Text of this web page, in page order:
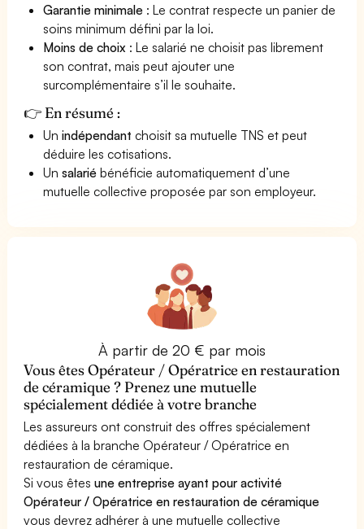
Garantie minimale : Le contrat respecte un panier de
soins minimum défini par la loi.
Moins de choix : Le salarié ne choisit pas librement
son contrat, mais peut ajouter une
surcomplémentaire s’il le souhaite.
👉 En résumé :
Unindépendant choisit sa mutuelle TNS et peut
déduire les cotisations.
Unsalarié bénéficie automatiquement d’une
mutuelle collective proposée par son employeur.
À partir de 20 € par mois
Vous êtes Opérateur / Opératrice en restauration
de céramique ? Prenez une mutuelle
spécialement dédiée à votre branche
Les assureurs ont construit des offres spécialement
dédiées à la branche Opérateur / Opératrice en
restauration de céramique.
Si vous êtesune entreprise ayant pour activité
Opérateur / Opératrice en restauration de céramique
vous devrez adhérer à une mutuelle collective